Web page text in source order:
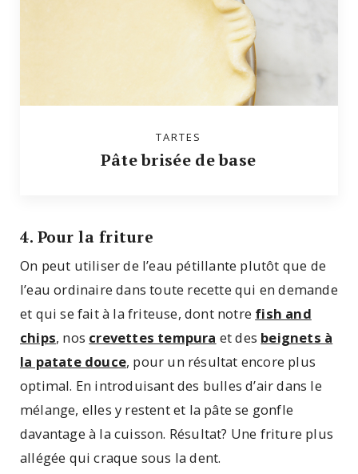
TARTES
Pâte brisée de base
4. Pour la friture
On peut utiliser de l’eau pétillante plutôt que de
l’eau ordinaire dans toute recette qui en demande
et qui se fait à la friteuse, dont notre fish and
chips, nos crevettes tempura et des beignets à
la patate douce, pour un résultat encore plus
optimal. En introduisant des bulles d’air dans le
mélange, elles y restent et la pâte se gonfle
davantage à la cuisson. Résultat? Une friture plus
allégée qui craque sous la dent.